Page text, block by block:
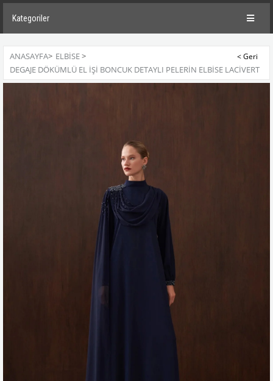
Kategoriler
ANASAYFA> ELBİSE>
DEGAJE DÖKÜMLÜ EL IŞI BONCUK DETAYLI PELERIN ELBISE LACIVERT